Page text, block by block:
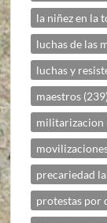
la niñez en la
luchas de las
luchas y
maestros (239)
militarizacion
precariedad
protestas por